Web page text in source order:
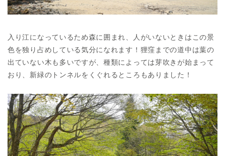
入り江になっているため森に囲まれ、人がいないときはこの景
色を独り占めしている気分になれます！狸窪までの道中は葉の
出ていない木も多いですが、種類によっては芽吹きが始まって
おり、新緑のトンネルをくぐれるところもありました！